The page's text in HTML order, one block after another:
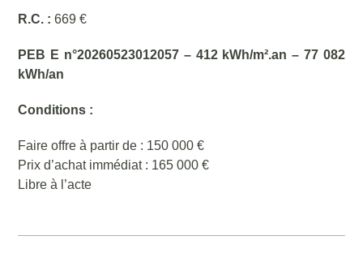
R.C. : 669 €
PEB E n°20260523012057 – 412 kWh/m².an – 77 082
kWh/an
Conditions :
Faire offre à partir de : 150 000 €
Prix d’achat immédiat : 165 000 €
Libre à l’acte